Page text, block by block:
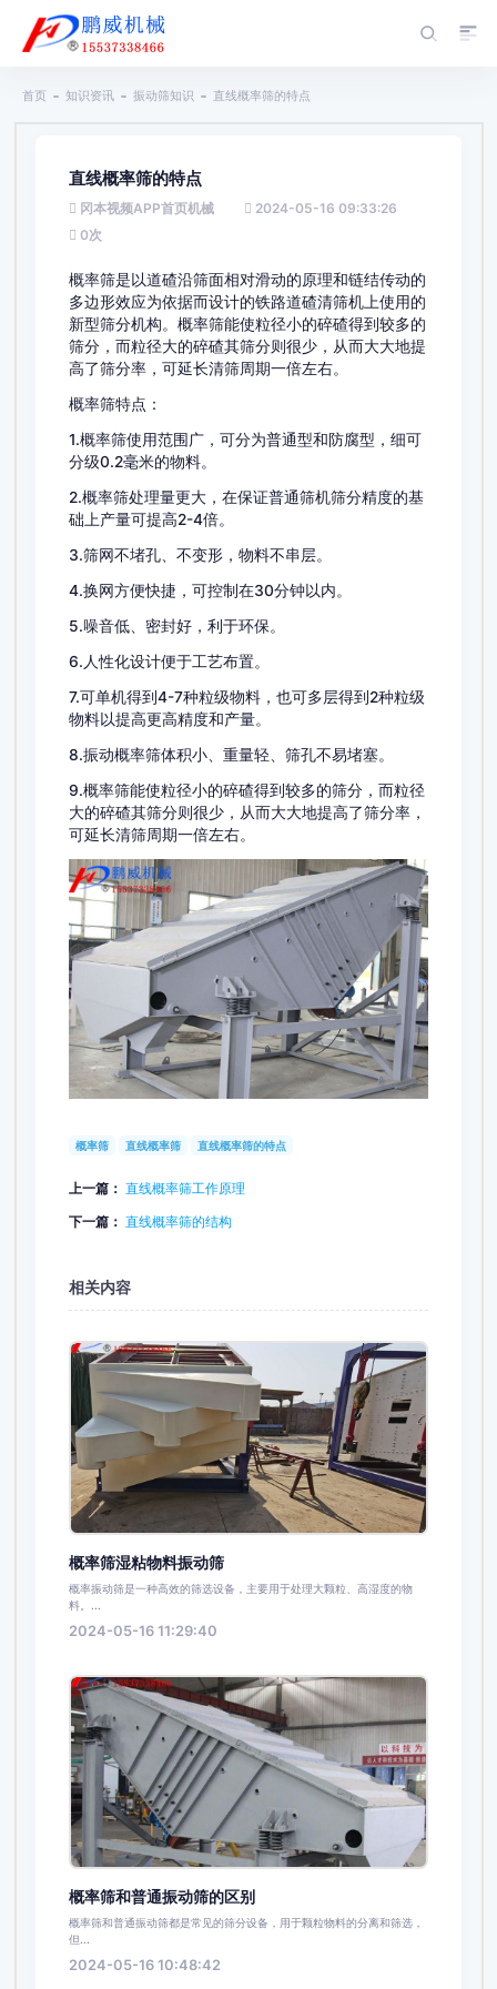
首页 知识资讯 振动筛知识 直线概率筛的特点
直线概率筛的特点
冈本视频APP首页机械
2024-05-16 09:33:26
0次
概率筛是以道碴沿筛面相对滑动的原理和链结传动的
多边形效应为依据而设计的铁路道碴清筛机上使用的
新型筛分机构。概率筛能使粒径小的碎碴得到较多的
筛分，而粒径大的碎碴其筛分则很少，从而大大地提
高了筛分率，可延长清筛周期一倍左右。
概率筛特点：
1.概率筛使用范围广，可分为普通型和防腐型，细可
分级0.2毫米的物料。
2.概率筛处理量更大，在保证普通筛机筛分精度的基
础上产量可提高2-4倍。
3.筛网不堵孔、不变形，物料不串层。
4.换网方便快捷，可控制在30分钟以内。
5.噪音低、密封好，利于环保。
6.人性化设计便于工艺布置。
7.可单机得到4-7种粒级物料，也可多层得到2种粒级
物料以提高更高精度和产量。
8.振动概率筛体积小、重量轻、筛孔不易堵塞。
9.概率筛能使粒径小的碎碴得到较多的筛分，而粒径
大的碎碴其筛分则很少，从而大大地提高了筛分率，
可延长清筛周期一倍左右。
概率筛 直线概率筛 直线概率筛的特点
上一篇： 直线概率筛工作原理
下一篇： 直线概率筛的结构
相关内容
概率筛湿粘物料振动筛
概率振动筛是一种高效的筛选设备，主要用于处理大颗粒、高湿度的物
料。...
2024-05-16 11:29:40
概率筛和普通振动筛的区别
概率筛和普通振动筛都是常见的筛分设备，用于颗粒物料的分离和筛选，
但...
2024-05-16 10:48:42